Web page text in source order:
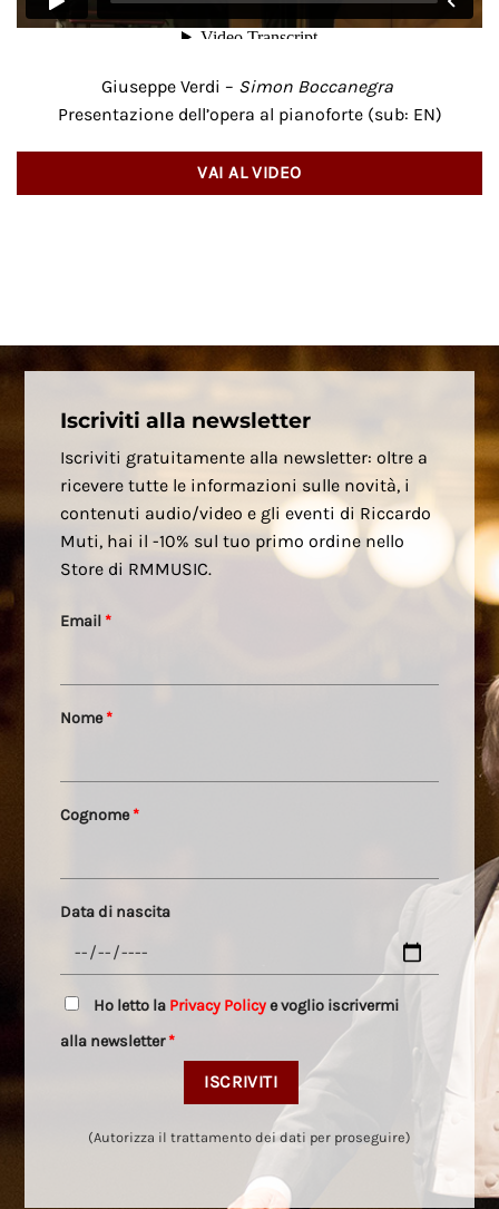
Giuseppe Verdi – Simon Boccanegra
Presentazione dell’opera al pianoforte (sub: EN)
VAI AL VIDEO
Iscriviti alla newsletter
Iscriviti gratuitamente alla newsletter: oltre a
ricevere tutte le informazioni sulle novità, i
contenuti audio/video e gli eventi di Riccardo
Muti, hai il -10% sul tuo primo ordine nello
Store di RMMUSIC.
Email*
Nome*
Cognome*
Data di nascita
Ho letto la Privacy Policye voglio iscrivermi
alla newsletter*
(Autorizza il trattamento dei dati per proseguire)